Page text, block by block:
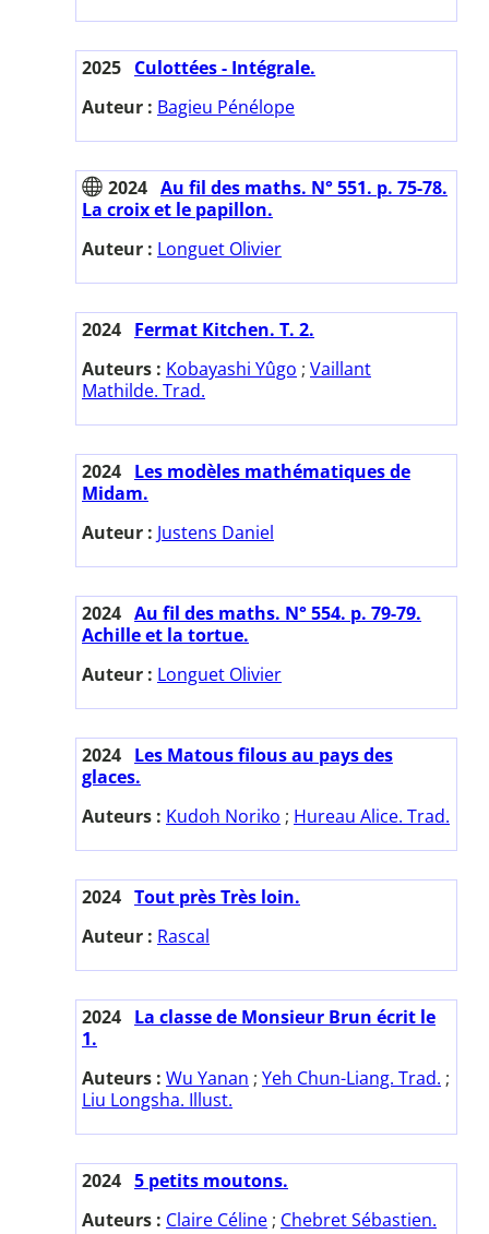
2025 Culottées - Intégrale.
Auteur : Bagieu Pénélope
2024 Au fil des maths. N° 551. p. 75-78.
La croix et le papillon.
Auteur : Longuet Olivier
2024 Fermat Kitchen. T. 2.
Auteurs : Kobayashi Yûgo ; Vaillant
Mathilde. Trad.
2024 Les modèles mathématiques de
Midam.
Auteur : Justens Daniel
2024 Au fil des maths. N° 554. p. 79-79.
Achille et la tortue.
Auteur : Longuet Olivier
2024 Les Matous filous au pays des
glaces.
Auteurs : Kudoh Noriko ; Hureau Alice. Trad.
2024 Tout près Très loin.
Auteur : Rascal
2024 La classe de Monsieur Brun écrit le
1.
Auteurs : Wu Yanan ; Yeh Chun-Liang. Trad. ;
Liu Longsha. Illust.
2024 5 petits moutons.
Auteurs : Claire Céline ; Chebret Sébastien.